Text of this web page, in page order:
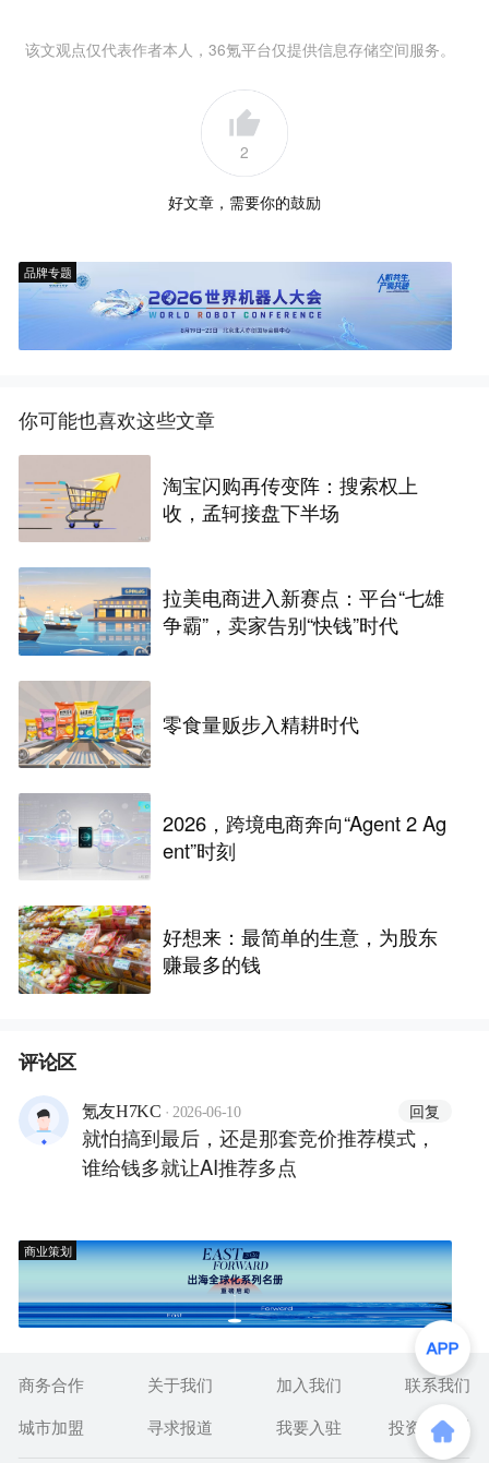
该文观点仅代表作者本人，36氪平台仅提供信息存储空间服务。
2
好文章，需要你的鼓励
品牌专题
你可能也喜欢这些文章
淘宝闪购再传变阵：搜索权上
收，孟轲接盘下半场
拉美电商进入新赛点：平台“七雄
争霸”，卖家告别“快钱”时代
零食量贩步入精耕时代
2026，跨境电商奔向“Agent 2 Ag
ent”时刻
好想来：最简单的生意，为股东
赚最多的钱
评论区
氪友H7KC · 2026-06-10 回复
就怕搞到最后，还是那套竞价推荐模式，
谁给钱多就让AI推荐多点
商业策划
商务合作 关于我们 加入我们
联系我们
城市加盟
寻求报道 我要入驻 投资者关系